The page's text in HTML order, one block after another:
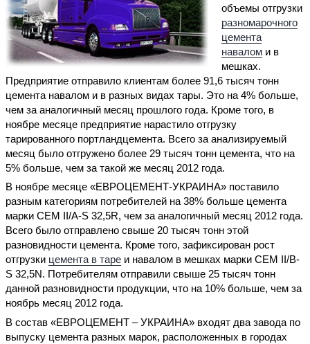
объемы отгрузки
разномарочного
цемента
навалом и в
мешках.
Предприятие отправило клиентам более 91,6 тысяч тонн
цемента навалом и в разных видах тары. Это на 4% больше,
чем за аналогичный месяц прошлого года. Кроме того, в
ноябре месяце предприятие нарастило отгрузку
тарированного портландцемента. Всего за анализируемый
месяц было отгружено более 29 тысяч тонн цемента, что на
5% больше, чем за такой же месяц 2012 года.
В ноябре месяце «ЕВРОЦЕМЕНТ-УКРАИНА» поставило
разным категориям потребителей на 38% больше цемента
марки СЕМ ІІ/А-S 32,5R, чем за аналогичный месяц 2012 года.
Всего было отправлено свыше 20 тысяч тонн этой
разновидности цемента. Кроме того, зафиксирован рост
отгрузки цемента в таре и навалом в мешках марки СЕМ ІІ/В-
S 32,5N. Потребителям отправили свыше 25 тысяч тонн
данной разновидности продукции, что на 10% больше, чем за
ноябрь месяц 2012 года.
В состав «ЕВРОЦЕМЕНТ – УКРАИНА» входят два завода по
выпуску цемента разных марок, расположенных в городах